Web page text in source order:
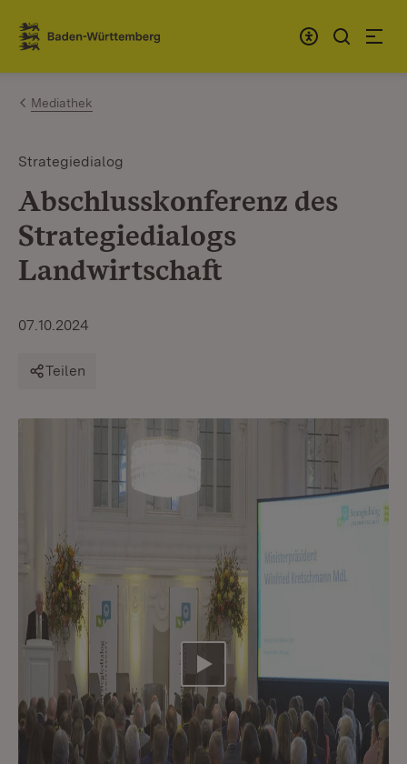
Zum Inhalt springen
Link zur Startseite
Mediathek
Strategiedialog
Abschlusskonferenz des
Strategiedialogs
Landwirtschaft
07.10.2024
Teilen
Video abspielen